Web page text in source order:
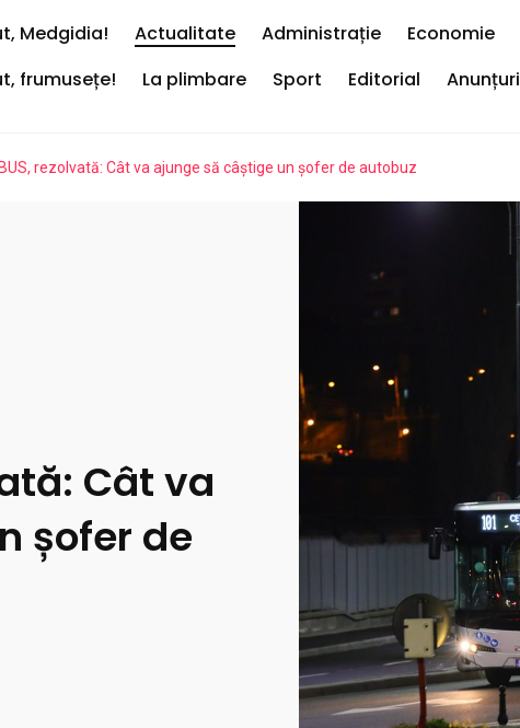
Medgidia! Actualitate Administrație Economie
frumusețe!
La plimbare Sport Editorial Anunțuri
rezolvată: Cât va ajunge să câștige un șofer de autobuz
Cât va
șofer de